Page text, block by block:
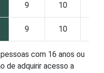
9 10
9 10
com 16 anos ou
de adquirir acesso a